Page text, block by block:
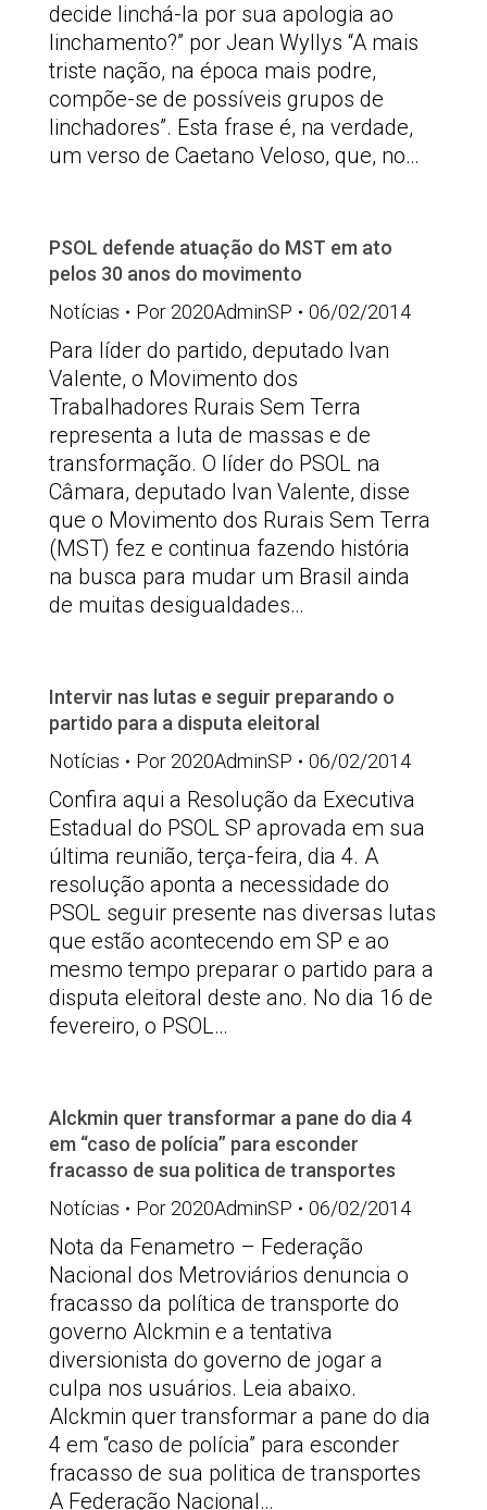
decide linchá-la por sua apologia ao
linchamento?” por Jean Wyllys “A mais
triste nação, na época mais podre,
compõe-se de possíveis grupos de
linchadores”. Esta frase é, na verdade,
um verso de Caetano Veloso, que, no…
PSOL defende atuação do MST em ato
pelos 30 anos do movimento
Notícias
Por 2020AdminSP 06/02/2014
Para líder do partido, deputado Ivan
Valente, o Movimento dos
Trabalhadores Rurais Sem Terra
representa a luta de massas e de
transformação. O líder do PSOL na
Câmara, deputado Ivan Valente, disse
que o Movimento dos Rurais Sem Terra
(MST) fez e continua fazendo história
na busca para mudar um Brasil ainda
de muitas desigualdades…
Intervir nas lutas e seguir preparando o
partido para a disputa eleitoral
Notícias
Por 2020AdminSP 06/02/2014
Confira aqui a Resolução da Executiva
Estadual do PSOL SP aprovada em sua
última reunião, terça-feira, dia 4. A
resolução aponta a necessidade do
PSOL seguir presente nas diversas lutas
que estão acontecendo em SP e ao
mesmo tempo preparar o partido para a
disputa eleitoral deste ano. No dia 16 de
fevereiro, o PSOL…
Alckmin quer transformar a pane do dia 4
em “caso de polícia” para esconder
fracasso de sua politica de transportes
Notícias
Por 2020AdminSP 06/02/2014
Nota da Fenametro – Federação
Nacional dos Metroviários denuncia o
fracasso da política de transporte do
governo Alckmin e a tentativa
diversionista do governo de jogar a
culpa nos usuários. Leia abaixo.
Alckmin quer transformar a pane do dia
4 em “caso de polícia” para esconder
fracasso de sua politica de transportes
A Federação Nacional…